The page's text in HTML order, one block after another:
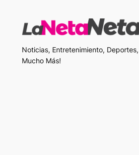
Noticias, Entretenimiento,
Mucho Más!